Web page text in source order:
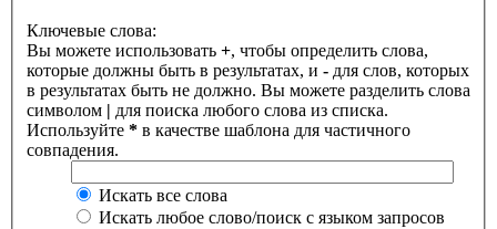
Ключевые слова:
Вы можете использовать +, чтобы определить слова,
которые должны быть в результатах, и - для слов, которых
в результатах быть не должно. Вы можете разделить слова
символом | для поиска любого слова из списка.
Используйте * в качестве шаблона для частичного
совпадения.
Искать все слова
Искать любое слово/поиск с языком запросов